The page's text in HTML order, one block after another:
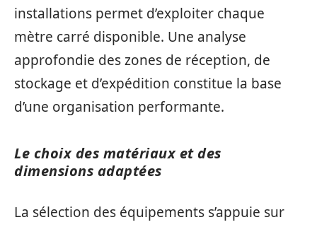
installations permet d’exploiter chaque
mètre carré disponible. Une analyse
approfondie des zones de réception, de
stockage et d’expédition constitue la base
d’une organisation performante.
Le choix des matériaux et des
dimensions adaptées
La sélection des équipements s’appuie sur